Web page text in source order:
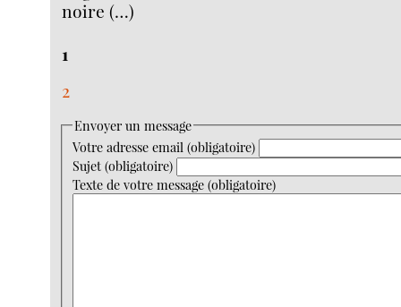
noire (…)
1
2
Envoyer un message
Votre adresse email (obligatoire)
Sujet (obligatoire)
Texte de votre message (obligatoire)